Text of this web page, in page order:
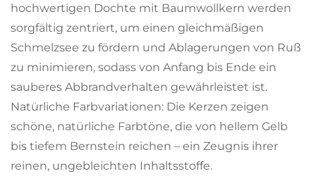
hochwertigen Dochte mit Baumwollkern werden
sorgfältig zentriert, um einen gleichmäßigen
Schmelzsee zu fördern und Ablagerungen von Ruß
zu minimieren, sodass von Anfang bis Ende ein
sauberes Abbrandverhalten gewährleistet ist.
Natürliche Farbvariationen: Die Kerzen zeigen
schöne, natürliche Farbtöne, die von hellem Gelb
bis tiefem Bernstein reichen – ein Zeugnis ihrer
reinen, ungebleichten Inhaltsstoffe.